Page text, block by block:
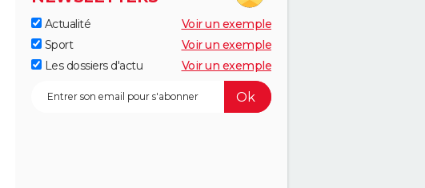
Actualité
Voir un exemple
Sport
Voir un exemple
Les dossiers d'actu
Voir un exemple